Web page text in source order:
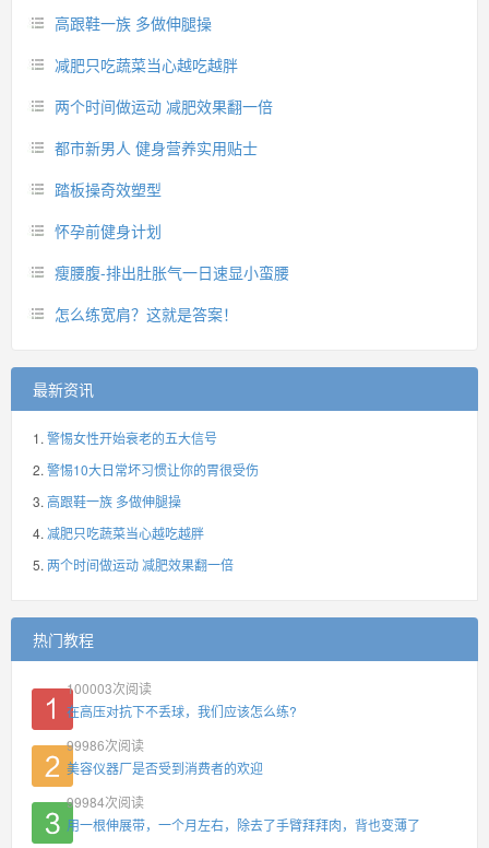
高跟鞋一族 多做伸腿操
减肥只吃蔬菜当心越吃越胖
两个时间做运动 减肥效果翻一倍
都市新男人 健身营养实用贴士
踏板操奇效塑型
怀孕前健身计划
瘦腰腹-排出肚胀气一日速显小蛮腰
怎么练宽肩？这就是答案！
最新资讯
警惕女性开始衰老的五大信号
警惕10大日常坏习惯让你的胃很受伤
高跟鞋一族 多做伸腿操
减肥只吃蔬菜当心越吃越胖
两个时间做运动 减肥效果翻一倍
热门教程
100003次阅读
在高压对抗下不丢球，我们应该怎么练?
99986次阅读
美容仪器厂是否受到消费者的欢迎
99984次阅读
用一根伸展带，一个月左右，除去了手臂拜拜肉，背也变薄了